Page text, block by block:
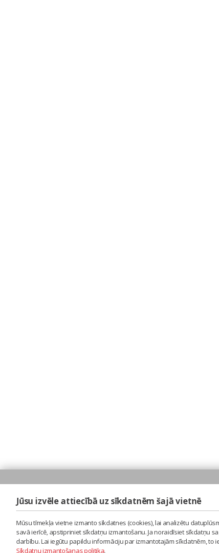
Jūsu izvēle attiecībā uz sīkdatnēm šajā vietnē
Mūsu tīmekļa vietne izmanto sīkdatnes (cookies), lai analizētu
savā ierīcē, apstipriniet sīkdatņu izmantošanu. Ja noraidīsiet sīkdatņu
darbību. Lai iegūtu papildu informāciju par izmantotajām sīkdatnēm,
Sīkdatņu izmantošanas politika.